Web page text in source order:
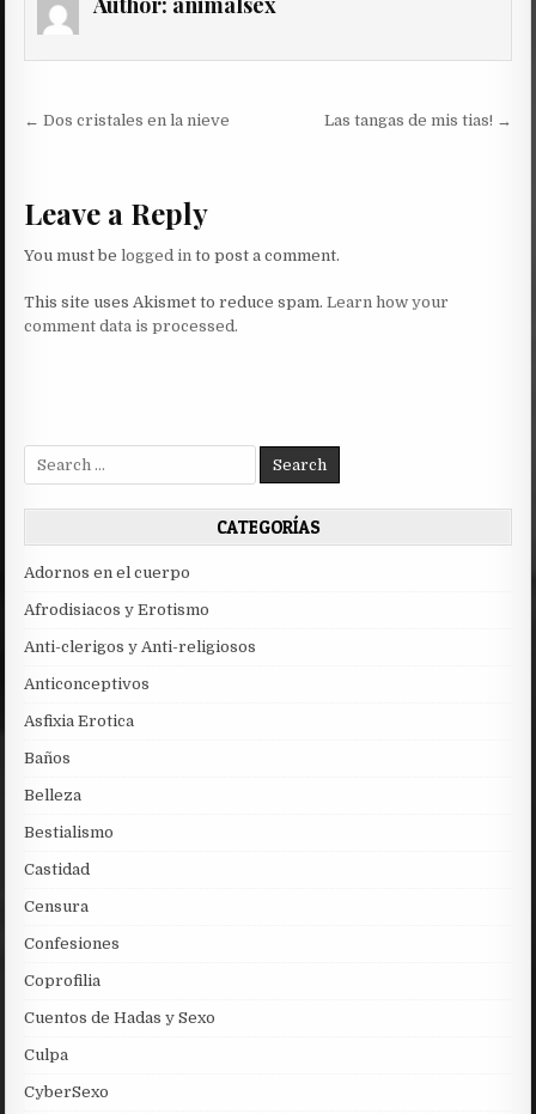
Post
← Dos cristales en la nieve Las tangas de mis tias! →
Leave a Reply
You must belogged in to post a comment.
This site uses Akismet to reduce spam.Learn how your
comment data is processed.
Search
for:
CATEGORÍAS
Adornos en el cuerpo
Afrodisiacos y Erotismo
Anti-clerigos y Anti-religiosos
Anticonceptivos
Asfixia Erotica
Baños
Belleza
Bestialismo
Castidad
Censura
Confesiones
Coprofilia
Cuentos de Hadas y Sexo
Culpa
CyberSexo